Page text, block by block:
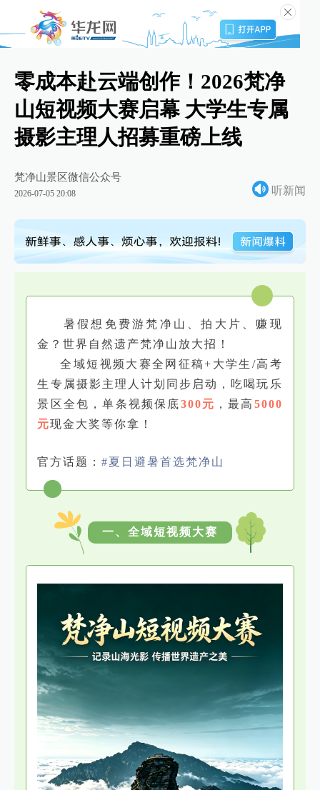
零成本赴云端创作！2026梵净
山短视频大赛启幕 大学生专属
摄影主理人招募重磅上线
梵净山景区微信公众号
2026-07-05 20:08 听新闻
暑假想免费游梵净山、拍大片、赚现
金？世界自然遗产梵净山放大招！
全域短视频大赛全网征稿+大学生/高考
生专属摄影主理人计划同步启动，吃喝玩乐
景区全包，单条视频保底300元 ，最高 5000
元现金大奖等你拿！
官方话题：#夏日避暑首选梵净山
一、全域短视频大赛